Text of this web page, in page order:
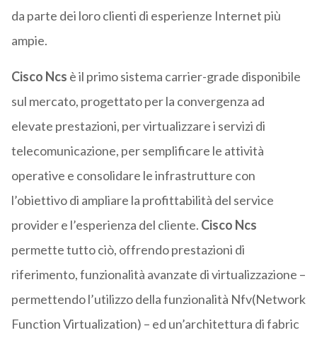
da parte dei loro clienti di esperienze Internet più
ampie.
Cisco Ncs è il primo sistema carrier-grade disponibile
sul mercato, progettato per la convergenza ad
elevate prestazioni, per virtualizzare i servizi di
telecomunicazione, per semplificare le attività
operative e consolidare le infrastrutture con
l’obiettivo di ampliare la profittabilità del service
provider e l’esperienza del cliente. Cisco Ncs
permette tutto ciò, offrendo prestazioni di
riferimento, funzionalità avanzate di virtualizzazione –
permettendo l’utilizzo della funzionalità Nfv(Network
Function Virtualization) – ed un’architettura di fabric